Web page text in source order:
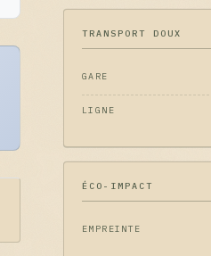
TRANSPORT DOUX
GARE
LIGNE
ÉCO-IMPACT
EMPREINTE